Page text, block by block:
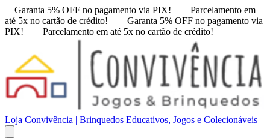
Garanta 5% OFF no pagamento via PIX!
Parcelamento em
até 5x no cartão de crédito!
Garanta 5% OFF no pagamento via
PIX!
Parcelamento em até 5x no cartão de crédito!
Loja Convivência | Brinquedos Educativos, Jogos e Colecionáveis